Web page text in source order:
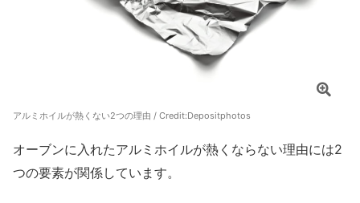
アルミホイルが熱くない2つの理由 / Credit:Depositphotos
オーブンに入れたアルミホイルが熱くならない理由には2
つの要素が関係しています。